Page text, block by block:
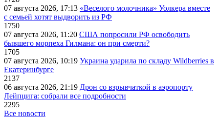
07 августа 2026, 17:13 «Веселого молочника» Уолкера вместе
с семьей хотят выдворить из РФ
1750
07 августа 2026, 11:20 США попросили РФ освободить
бывшего морпеха Гилмана: он при смерти?
1705
07 августа 2026, 10:19 Украина ударила по складу Wildberries в
Екатеринбурге
2137
06 августа 2026, 21:19 Дрон со взрывчаткой в аэропорту
Лейпцига: собрали все подробности
2295
Все новости